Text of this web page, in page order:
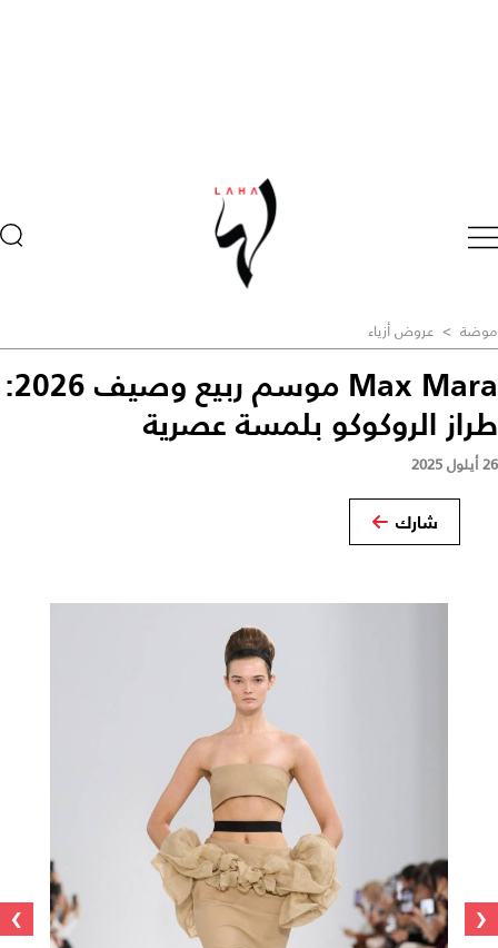
موضة > عروض أزياء
Max Mara موسم ربيع وصيف 2026:
طراز الروكوكو بلمسة عصرية
26 أيلول 2025
شارك
‹
›